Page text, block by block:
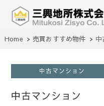
三興地所株
不動産の売買、賃貸、仲介、管理
Home 売買おすすめ物件 中
中古マンション
中古マンション